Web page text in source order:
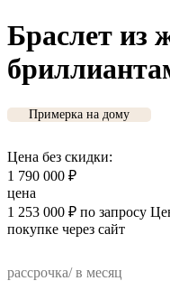
Браслет из
Примерка на дому
Цена без скидки:
1 790 000 ₽
цена
1 253 000 ₽ по запросу
покупке через сайт
рассрочка/ в месяц